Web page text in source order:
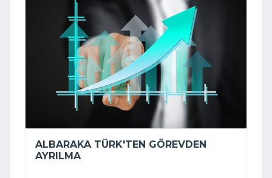
ALBARAKA TÜRK'TEN GÖREVDEN
AYRILMA